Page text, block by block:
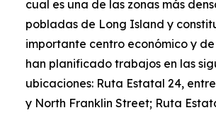
cual es una de las zonas más
pobladas de Long Island y
importante centro económico y
han planificado trabajos en las
ubicaciones: Ruta Estatal 24,
y North Franklin Street; Ruta